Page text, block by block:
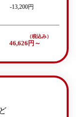
-13,200円
46,626円～